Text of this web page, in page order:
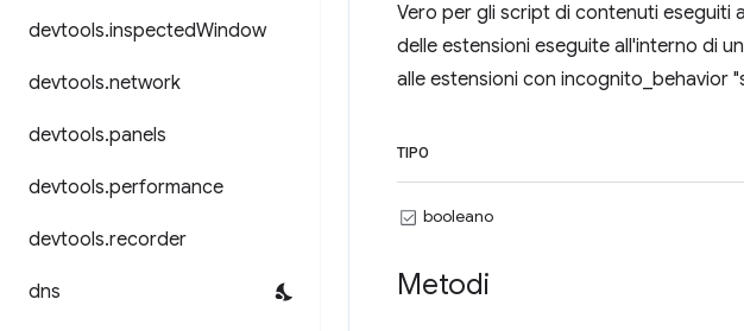
devtools.inspectedWindow
devtools.network
devtools.panels
devtools.performance
devtools.recorder
dns
Vero per gli script di contenuti eseguiti
delle estensioni eseguite all'interno di
alle estensioni con incognito_behavior
TIPO
booleano
Metodi